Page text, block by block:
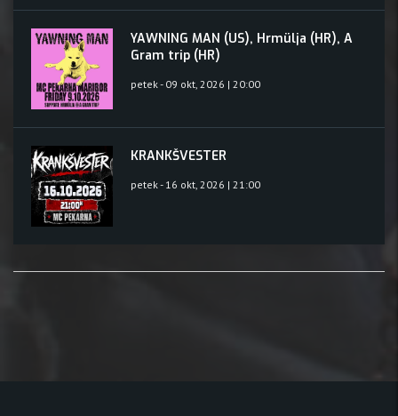
YAWNING MAN (US), Hrmülja (HR), A
Gram trip (HR)
petek - 09 okt, 2026 | 20:00
KRANKŠVESTER
petek - 16 okt, 2026 | 21:00